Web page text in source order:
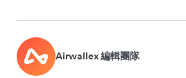
Airwallex 編輯團隊